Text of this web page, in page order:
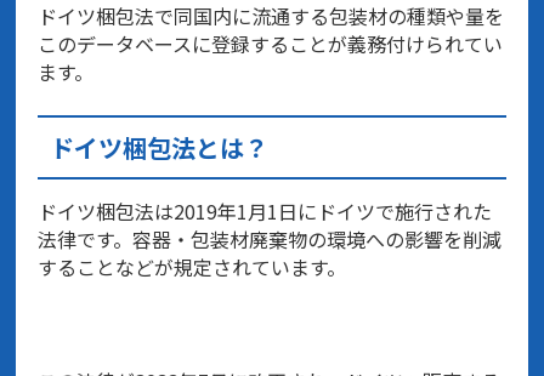
ドイツ梱包法で同国内に流通する包装材の種類や量を
このデータベースに登録することが義務付けられてい
ます。
ドイツ梱包法とは？
ドイツ梱包法は2019年1月1日にドイツで施行された
法律です。容器・包装材廃棄物の環境への影響を削減
することなどが規定されています。